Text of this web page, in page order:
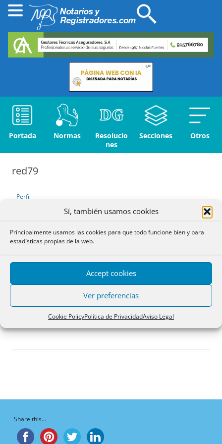
Sí, también usamos cookies
Principalmente usamos las cookies para que todo funcione bien y para
estadísticas propias de la web.
Accept cookies
Ver preferencias
Cookie PolicyPolítica de PrivacidadAviso Legal
Portada Normas
Resolucio
nes
Secciones Otros
red79
Perfil
Debates iniciados
Respuestas creadas
Participaciones
Favoritos
Respuestas de foro
creadas
¡Vaya, no hay respuestas aquí!
Share this...